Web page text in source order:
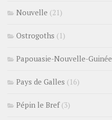
Nouvelle (21)
Ostrogoths (1)
Papouasie-Nouvelle-Guinée
Pays de Galles (16)
Pépin le Bref(3)